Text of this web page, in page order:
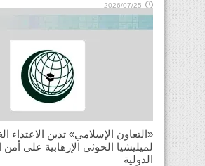
2026/07/25
«التعاون الإسلامي» تدين الاعتداء
لميليشيا الحوثي الإرهابية على أمن
الدولية